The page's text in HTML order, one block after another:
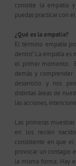
consiste la empatía
puedas practicar con
¿Qué es la empatía?
El término empatía
dentro”. La empatía es
el primer momento.
demás y
desarrollo y nos
distintas áreas de
las acciones,
Las primeras
en los recién
consistente en que
provocar un contagio
la misma forma. Hay